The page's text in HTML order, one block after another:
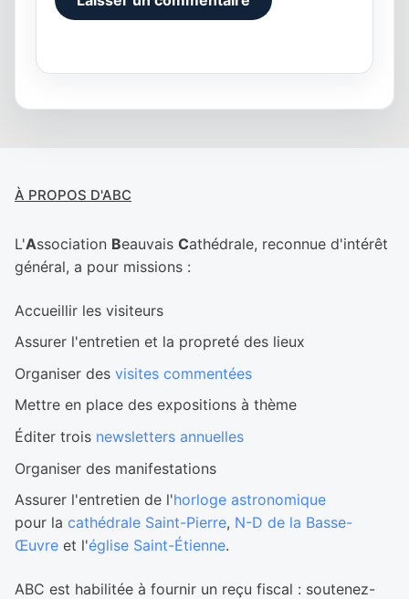
À PROPOS D'ABC
L'Association Beauvais Cathédrale, reconnue d'intérêt
général, a pour missions :
Accueillir les visiteurs
Assurer l'entretien et la propreté des lieux
Organiser des visites commentées
Mettre en place des expositions à thème
Éditer trois newsletters annuelles
Organiser des manifestations
Assurer l'entretien de l'horloge astronomique
pour la cathédrale Saint-Pierre, N-D de la Basse-
Œuvre et l'église Saint-Étienne.
ABC est habilitée à fournir un reçu fiscal : soutenez-